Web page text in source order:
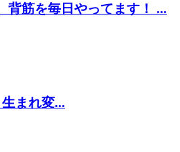
背筋を毎日やってます！ ...
まれ変...